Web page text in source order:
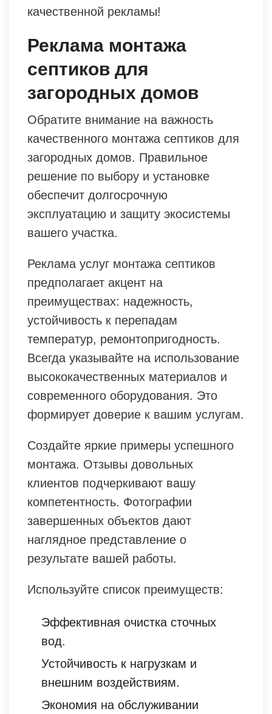
качественной рекламы!
Реклама монтажа
септиков для
загородных домов
Обратите внимание на важность
качественного монтажа септиков для
загородных домов. Правильное
решение по выбору и установке
обеспечит долгосрочную
эксплуатацию и защиту экосистемы
вашего участка.
Реклама услуг монтажа септиков
предполагает акцент на
преимуществах: надежность,
устойчивость к перепадам
температур, ремонтопригодность.
Всегда указывайте на использование
высококачественных материалов и
современного оборудования. Это
формирует доверие к вашим услугам.
Создайте яркие примеры успешного
монтажа. Отзывы довольных
клиентов подчеркивают вашу
компетентность. Фотографии
завершенных объектов дают
наглядное представление о
результате вашей работы.
Используйте список преимуществ:
Эффективная очистка сточных
вод.
Устойчивость к нагрузкам и
внешним воздействиям.
Экономия на обслуживании